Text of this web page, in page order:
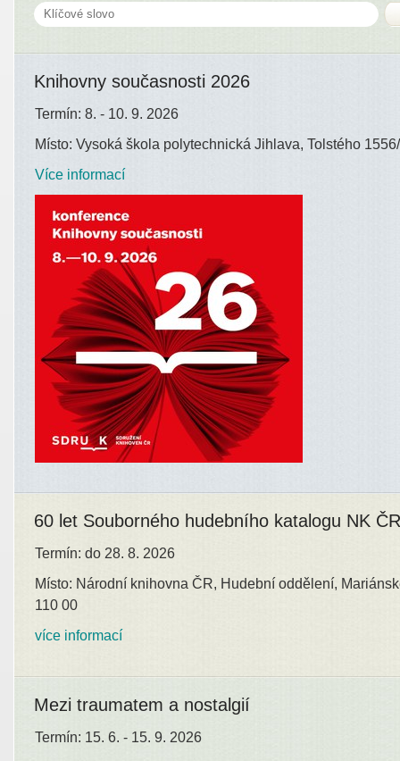
Knihovny současnosti 2026
Termín: 8. - 10. 9. 2026
Místo: Vysoká škola polytechnická Jihlava, Tolstého
Více informací
60 let Souborného hudebního katalogu NK ČR
Termín: do 28. 8. 2026
Místo: Národní knihovna ČR, Hudební oddělení,
110 00
více informací
Mezi traumatem a nostalgií
Termín: 15. 6. - 15. 9. 2026